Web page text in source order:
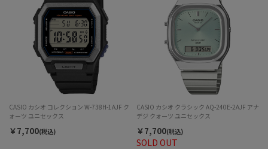
CASIO カシオ コレクション W-738H-1AJF ク
ォーツ ユニセックス
￥7,700(税込)
SOLD OUT
CASIO カシオ クラシック AQ-240E-2AJF アナ
デジ クォーツ ユニセックス
￥7,700(税込)